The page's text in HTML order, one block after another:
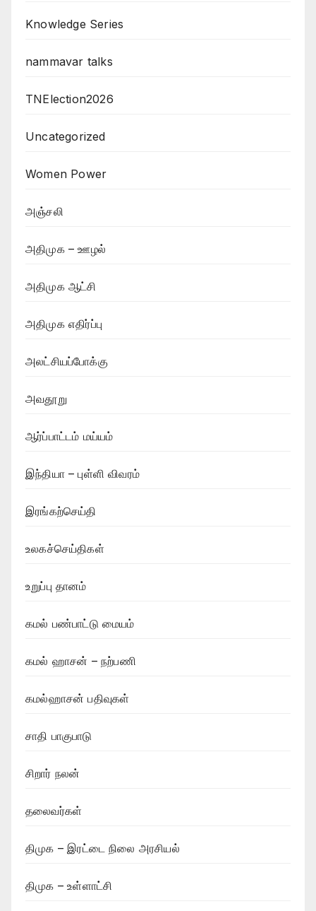
Knowledge Series
nammavar talks
TNElection2026
Uncategorized
Women Power
அஞ்சலி
அதிமுக – ஊழல்
அதிமுக ஆட்சி
அதிமுக எதிர்ப்பு
அலட்சியப்போக்கு
அவதூறு
ஆர்ப்பாட்டம் மய்யம்
இந்தியா – புள்ளி விவரம்
இரங்கற்செய்தி
உலகச்செய்திகள்
உறுப்பு தானம்
கமல் பண்பாட்டு மையம்
கமல் ஹாசன் – நற்பணி
கமல்ஹாசன் பதிவுகள்
சாதி பாகுபாடு
சிறார் நலன்
தலைவர்கள்
திமுக – இரட்டை நிலை அரசியல்
திமுக – உள்ளாட்சி